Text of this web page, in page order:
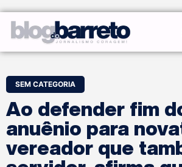
SEM CATEGORIA
Ao defender fim
anuênio para
vereador que